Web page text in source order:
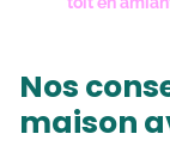
Nos
maison